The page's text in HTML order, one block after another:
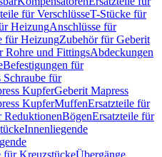
für VerschlüsseT-Stücke für
HeizungAnschlüsse für
für HeizungZubehör für Geberit
Rohre und FittingsAbdeckungen
Befestigungen für
Schraube für
KupferGeberit Mapress
KupferMuffenErsatzteile für
ReduktionenBögenErsatzteile für
Innenliegende
für KreuzstückeÜbergänge